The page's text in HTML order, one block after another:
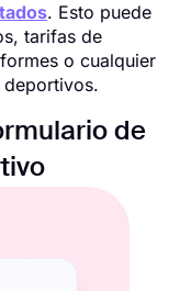
. Esto puede
tarifas de
o cualquier
de